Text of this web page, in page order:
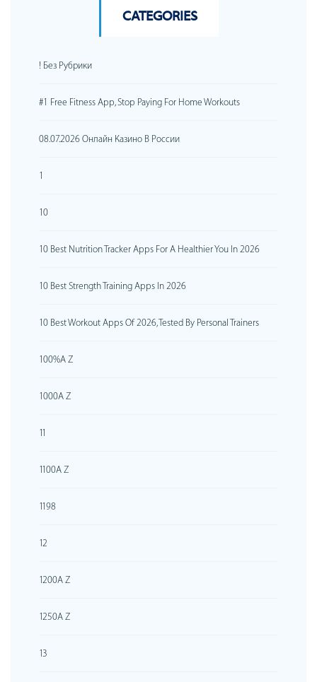
CATEGORIES
! Без Рубрики
#1 Free Fitness App, Stop Paying For Home Workouts
08.07.2026 Онлайн Казино В России
1
10
10 Best Nutrition Tracker Apps For A Healthier You In 2026
10 Best Strength Training Apps In 2026
10 Best Workout Apps Of 2026, Tested By Personal Trainers
100%A Z
1000A Z
11
1100A Z
1198
12
1200A Z
1250A Z
13